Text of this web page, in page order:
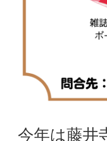
今年は藤井